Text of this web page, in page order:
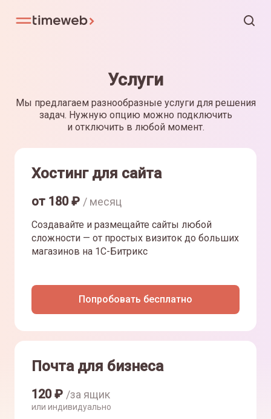
Услуги
Мы предлагаем разнообразные услуги для решения
задач. Нужную опцию можно подключить
и отключить в любой момент.
Хостинг для сайта
от 180₽ / месяц
Создавайте и размещайте сайты любой
сложности — от простых визиток до больших
магазинов на 1С-Битрикс
Попробовать бесплатно
Почта для бизнеса
120₽ /за ящик
или индивидуально